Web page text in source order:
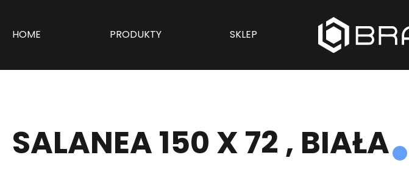
HOME PRODUKTY SKLEP
SALANEA 150 X 72 , BIAŁA